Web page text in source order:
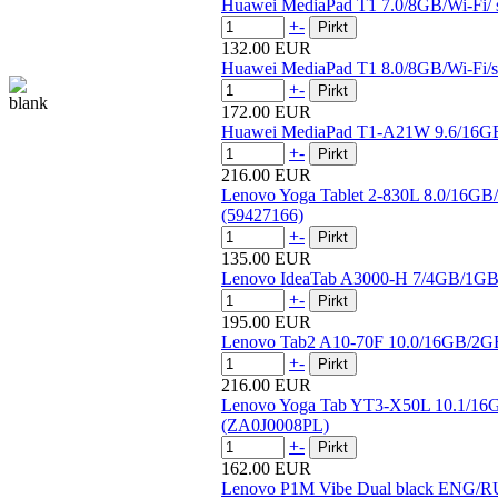
Huawei MediaPad T1 7.0/8GB/Wi-
+-
132.00 EUR
Huawei MediaPad T1 8.0/8GB/Wi-Fi/
+-
172.00 EUR
Huawei MediaPad T1-A21W 9.6/
+-
216.00 EUR
Lenovo Yoga Tablet 2-830L 8.0/
(59427166)
+-
135.00 EUR
Lenovo IdeaTab A3000-H 7/4GB/
+-
195.00 EUR
Lenovo Tab2 A10-70F 10.0/16GB/
+-
216.00 EUR
Lenovo Yoga Tab YT3-X50L 10.1/
(ZA0J0008PL)
+-
162.00 EUR
Lenovo P1M Vibe Dual black ENG/